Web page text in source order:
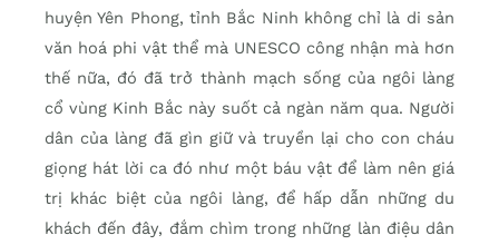
huyện Yên Phong, tỉnh Bắc Ninh không chỉ là di sản
văn hoá phi vật thể mà UNESCO công nhận mà hơn
thế nữa, đó đã trở thành mạch sống của ngôi làng
cổ vùng Kinh Bắc này suốt cả ngàn năm qua. Người
dân của làng đã gìn giữ và truyền lại cho con cháu
giọng hát lời ca đó như một báu vật để làm nên giá
trị khác biệt của ngôi làng, để hấp dẫn những du
khách đến đây, đắm chìm trong những làn điệu dân